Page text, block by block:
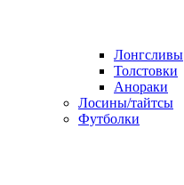
Лонгсливы
Толстовки
Анораки
Лосины/тайтсы
Футболки